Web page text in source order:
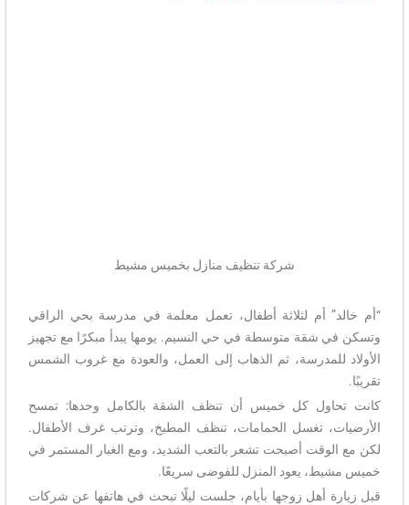
شركة تنظيف منازل بخميس مشيط
“أم خالد” أم لثلاثة أطفال، تعمل معلمة في مدرسة بحي الراقي
وتسكن في شقة متوسطة في حي النسيم. يومها يبدأ مبكرًا مع تجهيز
الأولاد للمدرسة، ثم الذهاب إلى العمل، والعودة مع غروب الشمس
تقريبًا.
كانت تحاول كل خميس أن تنظف الشقة بالكامل وحدها: تمسح
الأرضيات، تغسل الحمامات، تنظف المطبخ، وترتب غرف الأطفال.
لكن مع الوقت أصبحت تشعر بالتعب الشديد، ومع الغبار المستمر في
خميس مشيط، يعود المنزل للفوضى سريعًا.
قبل زيارة أهل زوجها بأيام، جلست ليلًا تبحث في هاتفها عن شركات